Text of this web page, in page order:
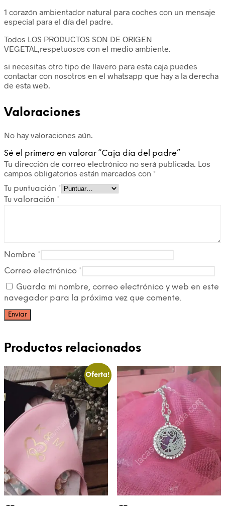
1 corazón ambientador natural para coches con un mensaje
especial para el día del padre.
Todos LOS PRODUCTOS SON DE ORIGEN
VEGETAL,respetuosos con el medio ambiente.
si necesitas otro tipo de llavero para esta caja puedes
contactar con nosotros en el whatsapp que hay a la derecha
de esta web.
Valoraciones
No hay valoraciones aún.
Sé el primero en valorar “Caja día del padre”
Tu dirección de correo electrónico no será publicada. Los
campos obligatorios están marcados con *
Tu puntuación *
Tu valoración *
Nombre *
Correo electrónico *
Guarda mi nombre, correo electrónico y web en este
navegador para la próxima vez que comente.
Productos relacionados
Oferta!